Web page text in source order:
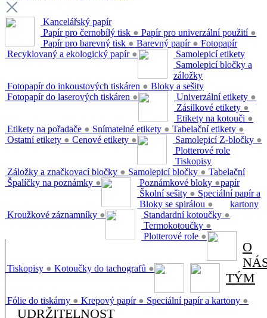
Kancelářský papír
Papír pro černobílý tisk ● Papír pro univerzální použití ●
Papír pro barevný tisk ● Barevný papír ●
Recyklovaný a ekologický papír ●
Fotopapír
Fotopapír do inkoustových tiskáren ●
Fotopapír do laserových tiskáren ●
Samolepicí etikety
Univerzální etikety ●
Zásilkové etikety ●
Etikety na kotouči ●
Etikety na pořadače ● Snímatelné etikety ● Tabelační etikety ●
Ostatní etikety ● Cenové etikety ●
Samolepicí bločky a
záložky
Samolepicí Z-bločky ●
Záložky a značkovací bločky ● Samolepicí bločky ●
Špalíčky na poznámky ●
Bloky a sešity
Poznámkové bloky ●
Školní sešity ●
Bloky se spirálou ●
Kroužkové záznamníky ●
Plotterové role
Standardní kotoučky ●
Termokotoučky ●
Plotterové role ●
Tiskopisy
Tiskopisy ● Kotoučky do tachografů ●
Tabelační
papír
Speciální papír a
kartony
Fólie do tiskárny ● Krepový papír ● Speciální papír a kartony ●
O
TÝM
UDRŽITELNOST